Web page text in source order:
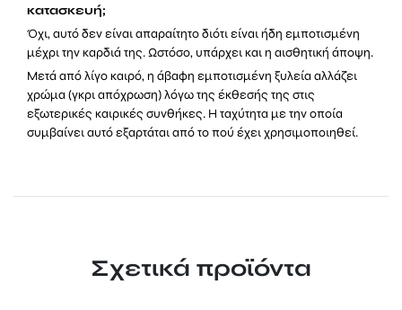
κατασκευή;
Όχι, αυτό δεν είναι απαραίτητο διότι είναι ήδη εμποτισμένη
μέχρι την καρδιά της. Ωστόσο, υπάρχει και η αισθητική άποψη.
Μετά από λίγο καιρό, η άβαφη εμποτισμένη ξυλεία αλλάζει
χρώμα (γκρι απόχρωση) λόγω της έκθεσής της στις
εξωτερικές καιρικές συνθήκες. Η ταχύτητα με την οποία
συμβαίνει αυτό εξαρτάται από το πού έχει χρησιμοποιηθεί.
Σχετικά προϊόντα